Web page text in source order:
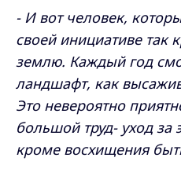
- И вот человек,
своей инициативе так
землю. Каждый год
ландшафт, как
Это невероятно
большой труд- уход за
кроме восхищения